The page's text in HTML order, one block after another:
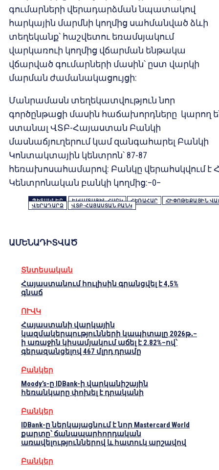
գումարների վերադարձման նպատակով
հարկային մարմնի կողմից սահմանված ձևի
տեղեկանք՝ հաշվետու եռամսյակում
վարկառուի կողմից վճարման ենթակա
վճարված գումարների մասին՝ ըստ վարկի
մարման ժամանակացույցի:
Մանրամասն տեղեկատվություն նոր
գործընթացի մասին հաճախորդները կարող
ստանալ ՎՏԲ-Հայաստան Բանկի
մասնաճյուղերումկամ զանգահարել Բանկի
Կոնտակտային կենտրոն՝ 87-87
հեռախոսահամարով: Բանկը վերահսկվում է
Կենտրոնական բանկի կողմից:–0–
ՊԻՏԱԿՆԵՐ ԵԿԱՄՏԱՅԻՆ ՀԱՐԿ ՀԵՌԱՀԱՐ
ՀԻՓՈԹԵՔԱՅԻՆ
ՎԵՐԱԴԱՐՁ
ՎՏԲ-ՀԱՅԱՍՏԱՆ ԲԱՆԿ
ԱՄԵՆԱԴԻՏՎԱԾ
Տնտեսական
Հայաստանում հուլիսին գրանցվել է 4,5%
գնաճ
ՈՒՎԿ
Հայաստանի վարկային
կազմակերպությունների կապիտալը 2026թ․–
ի առաջին կիսամյակում աճել է 2.82%–ով՝
գերազանցելով 467 մլրդ դրամը
Բանկեր
Moody’s-ը IDBank-ի վարկանիշային
հեռանկարը փոխել է դրականի
Բանկեր
IDBank-ը ներկայացնում է նոր Mastercard World
քարտը՝ ճանապարհորդական
առավելություններով և հատուկ արշավով
Բանկեր